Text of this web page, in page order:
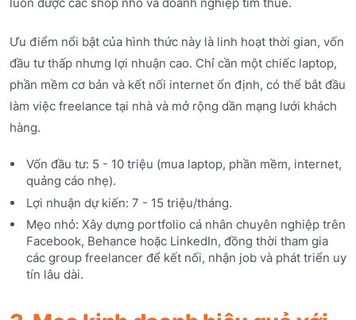
Ưu điểm nổi bật của hình thức này là linh hoạt thời gian, vốn
đầu tư thấp nhưng lợi nhuận cao. Chỉ cần một chiếc laptop,
phần mềm cơ bản và kết nối internet ổn định, có thể bắt đầu
làm việc freelance tại nhà và mở rộng dần mạng lưới khách
hàng.
Vốn đầu tư: 5 - 10 triệu (mua laptop, phần mềm, internet,
quảng cáo nhẹ).
Lợi nhuận dự kiến: 7 - 15 triệu/tháng.
Mẹo nhỏ: Xây dựng portfolio cá nhân chuyên nghiệp trên
Facebook, Behance hoặc LinkedIn, đồng thời tham gia
các group freelancer để kết nối, nhận job và phát triển uy
tín lâu dài.